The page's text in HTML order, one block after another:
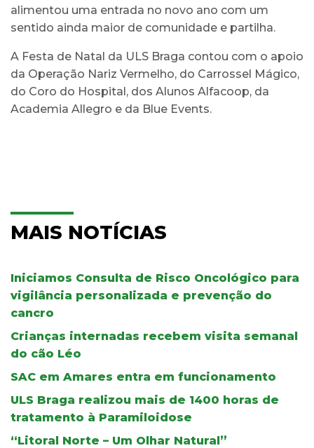
alimentou uma entrada no novo ano com um
sentido ainda maior de comunidade e partilha.
A Festa de Natal da ULS Braga contou com o apoio
da Operação Nariz Vermelho, do Carrossel Mágico,
do Coro do Hospital, dos Alunos Alfacoop, da
Academia Allegro e da Blue Events.
MAIS NOTÍCIAS
Iniciamos Consulta de Risco Oncológico para
vigilância personalizada e prevenção do
cancro
Crianças internadas recebem visita semanal
do cão Léo
SAC em Amares entra em funcionamento
ULS Braga realizou mais de 1400 horas de
tratamento à Paramiloidose
“Litoral Norte – Um Olhar Natural”